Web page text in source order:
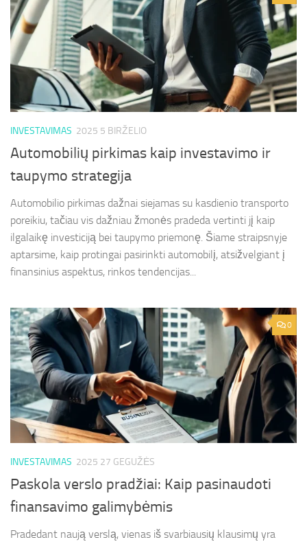
INVESTAVIMAS 2025 5 BIRŽELIO
Automobilių pirkimas kaip investavimo ir
taupymo strategija
Automobilio pirkimas dažnai siejamas su kasdienio transporto
poreikiu, tačiau vis dažniau žmonės pradeda vertinti jį kaip
ilgalaikę investiciją bei taupymo priemonę. Šiame straipsnyje
aptarsime, kaip protingai pasirinkti automobilį, atsižvelgiant į
finansinius aspektus, rinkos tendencijas...
0
INVESTAVIMAS 2025 27 GEGUŽĖS
Paskola verslo pradžiai: Kaip pasinaudoti
finansavimo galimybėmis
Pradedant naują verslą, vienas iš svarbiausių klausimų yra